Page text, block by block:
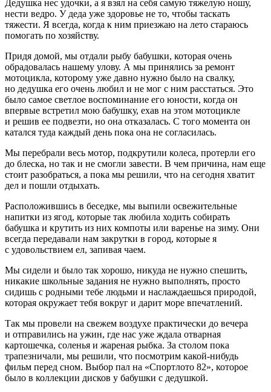
Дедушка нес удочки, а я взял на себя самую тяжелую ношу,
нести ведро. У деда уже здоровье не то, чтобы таскать
тяжести. Я всегда, когда к ним приезжаю на лето стараюсь
помогать по хозяйству.
Придя домой, мы отдали рыбу бабушки, которая очень
обрадовалась нашему улову. А мы принялись за ремонт
мотоцикла, которому уже давно нужно было на свалку,
но дедушка его очень любил и не мог с ним расстаться. Это
было самое светлое воспоминание его юности, когда он
впервые встретил мою бабушку, ехав на этом мотоцикле
и решив ее подвезти, но она отказалась. С того момента он
катался туда каждый день пока она не согласилась.
Мы перебрали весь мотор, подкрутили колеса, протерли его
до блеска, но так и не смогли завести. В чем причина, нам еще
стоит разобраться, а пока мы решили, что на сегодня хватит
дел и пошли отдыхать.
Расположившись в беседке, мы выпили освежительные
напитки из ягод, которые так любила ходить собирать
бабушка и крутить из них компоты или варенье на зиму. Они
всегда передавали нам закрутки в город, которые я
с удовольствием ел, запивая чаем.
Мы сидели и было так хорошо, никуда не нужно спешить,
никакие школьные задания не нужно выполнять, просто
сидишь с родными тебе людьми и наслаждаешься природой,
которая окружает тебя вокруг и дарит море впечатлений.
Так мы провели на свежем воздухе практически до вечера
и отправились на ужин, где нас уже ждала отварная
картошечка, соленья и жареная рыбка. За столом пока
трапезничали, мы решили, что посмотрим какой-нибудь
фильм перед сном. Выбор пал на «Спортлото 82», которое
было в коллекции дисков у бабушки с дедушкой.